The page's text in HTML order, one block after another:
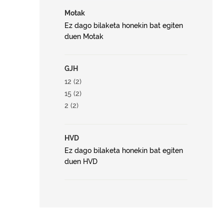
Motak
Ez dago bilaketa honekin bat egiten
duen Motak
GJH
12 (2)
15 (2)
2 (2)
HVD
Ez dago bilaketa honekin bat egiten
duen HVD